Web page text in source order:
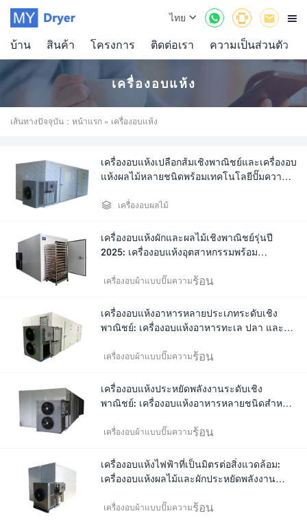

  
ไทย
บ้าน สินค้า โครงการ ติดต่อเรา ความเป็นส่วนตัว
เครื่องอบแห้ง
เส้นทางปัจจุบัน： หน้าแรก » เครื่องอบแห้ง
เครื่องอบแห้งเปลือกส้มเชิงพาณิชย์และเครื่องอบ
แห้งผลไม้หลายชนิดพร้อมเทคโนโลยีปั๊มความ

เครื่องอบผลไม้
เครื่องอบแห้งผักและผลไม้เชิงพาณิชย์รุ่นปี
2025: เครื่องอบแห้งอุตสาหกรรมพร้อม
เครื่องอบผ้าแบบปั๊มความร้อน
เครื่องอบแห้งอาหารหลายประเภทระดับเชิง
พาณิชย์: เครื่องอบแห้งอาหารทะเล ปลา และหัว
เครื่องอบผ้าแบบปั๊มความร้อน
เครื่องอบแห้งประหยัดพลังงานระดับเชิง
พาณิชย์: เครื่องอบแห้งอาหารหลายชนิดสำหรับ
เครื่องอบผ้าแบบปั๊มความร้อน
เครื่องอบแห้งไฟฟ้าที่เป็นมิตรต่อสิ่งแวดล้อม:
เครื่องอบแห้งผลไม้และผักประหยัดพลังงาน
เครื่องอบผ้าแบบปั๊มความร้อน